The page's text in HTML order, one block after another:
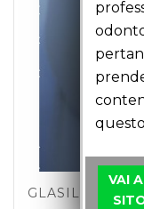
GLASIL-COP
VAI